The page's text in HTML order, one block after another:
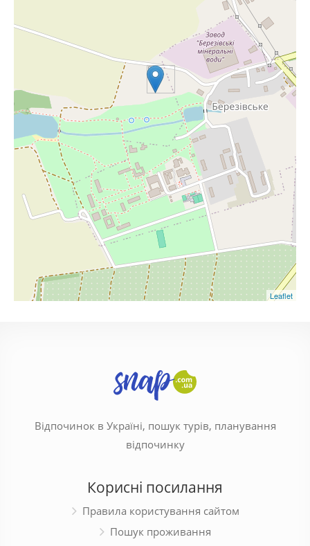
Leaflet
Відпочинок в Україні, пошук турів, планування
відпочинку
Корисні посилання
Правила користування сайтом
Пошук проживання